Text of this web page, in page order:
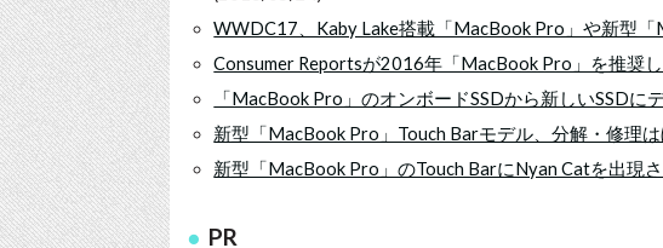
WWDC17、Kaby Lake搭載「MacBook Pro」や新型
Consumer Reportsが2016年「MacBook Pro」を推奨
「MacBook Pro」のオンボードSSDから新しいSSDに
新型「MacBook Pro」Touch Barモデル、分解・修理
新型「MacBook Pro」のTouch BarにNyan Catを出現
PR